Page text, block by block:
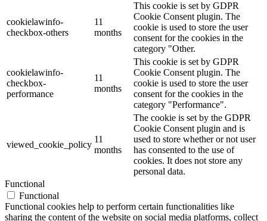
cookielawinfo-
checkbox-others
11
months
This cookie is set by GDPR
Cookie Consent plugin. The
cookie is used to store the user
consent for the cookies in the
category "Other.
cookielawinfo-
checkbox-
performance
11
months
This cookie is set by GDPR
Cookie Consent plugin. The
cookie is used to store the user
consent for the cookies in the
category "Performance".
viewed_cookie_policy
11
months
The cookie is set by the GDPR
Cookie Consent plugin and is
used to store whether or not user
has consented to the use of
cookies. It does not store any
personal data.
Functional
Functional
Functional cookies help to perform certain functionalities like
sharing the content of the website on social media platforms, collect